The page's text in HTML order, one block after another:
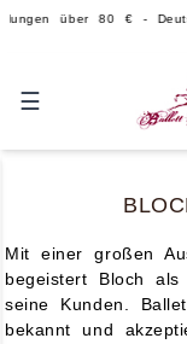
80 € - Deutschlands
☰
Mit einer großen
begeistert Bloch
seine Kunden.
bekannt und